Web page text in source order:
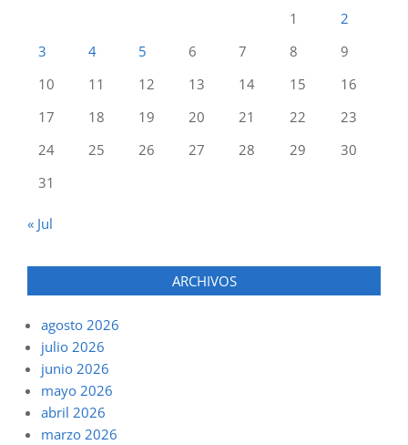
1
2
3
4 5 6 7 8
9
10
11 12 13 14 15
16
17
18 19 20 21 22
23
24
25 26 27 28 29
30
31
« Jul
ARCHIVOS
agosto 2026
julio 2026
junio 2026
mayo 2026
abril 2026
marzo 2026